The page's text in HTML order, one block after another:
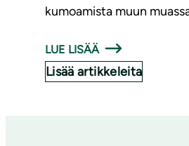
kumoamista muun
LUE LISÄÄ
Lisää artikkeleita